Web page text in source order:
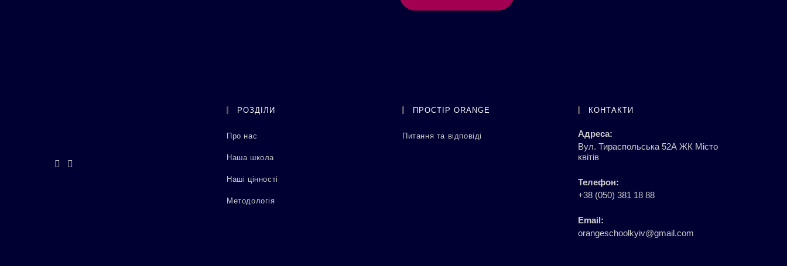
РОЗДІЛИ
Про нас
Наша школа
Наші цінності
Методологія
ПРОСТІР ORANGE
Питання та відповіді
КОНТАКТИ
Адреса:
Вул. Тираспольська 52А ЖК Місто
квітів
Телефон:
+38 (050) 381 18 88
Email:
orangeschoolkyiv@gmail.com